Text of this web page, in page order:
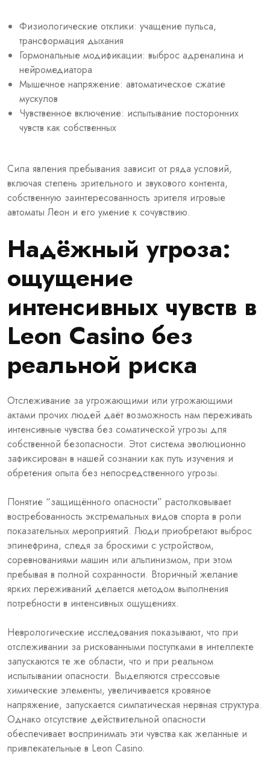
Физиологические отклики: учащение пульса,
трансформация дыхания
Гормональные модификации: выброс адреналина и
нейромедиатора
Мышечное напряжение: автоматическое сжатие
мускулов
Чувственное включение: испытывание посторонних
чувств как собственных
Сила явления пребывания зависит от ряда условий,
включая степень зрительного и звукового контента,
собственную заинтересованность зрителя игровые
автоматы Леон и его умение к сочувствию.
Надёжный угроза:
ощущение
интенсивных чувств в
Leon Casino без
реальной риска
Отслеживание за угрожающими или угрожающими
актами прочих людей даёт возможность нам переживать
интенсивные чувства без соматической угрозы для
собственной безопасности. Этот система эволюционно
зафиксирован в нашей сознании как путь изучения и
обретения опыта без непосредственного угрозы.
Понятие “защищённого опасности” растолковывает
востребованность экстремальных видов спорта в роли
показательных мероприятий. Люди приобретают выброс
эпинефрина, следя за броскими с устройством,
соревнованиями машин или альпинизмом, при этом
пребывая в полной сохранности. Вторичный желание
ярких переживаний делается методом выполнения
потребности в интенсивных ощущениях.
Неврологические исследования показывают, что при
отслеживании за рискованными поступками в интеллекте
запускаются те же области, что и при реальном
испытывании опасности. Выделяются стрессовые
химические элементы, увеличивается кровяное
напряжение, запускается симпатическая нервная структура.
Однако отсутствие действительной опасности
обеспечивает воспринимать эти чувства как желанные и
привлекательные в Leon Casino.